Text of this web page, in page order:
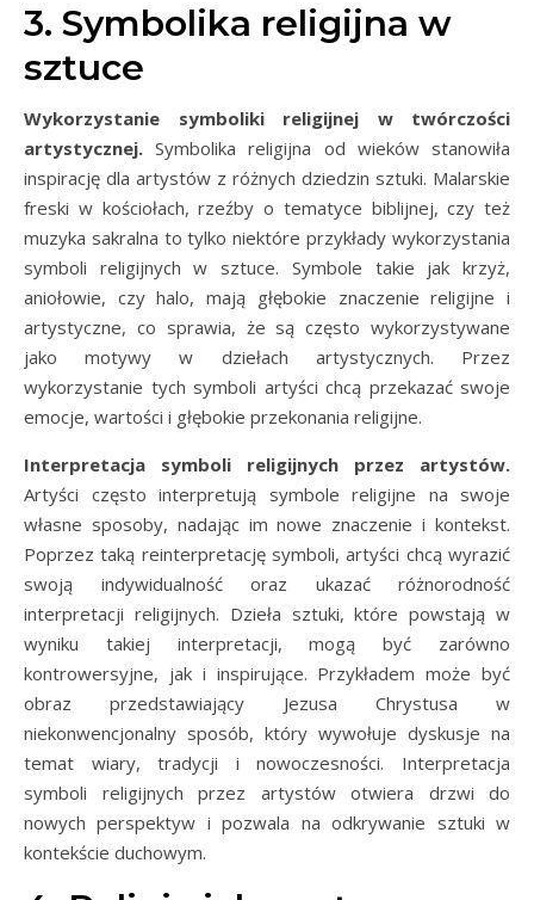
3. Symbolika religijna w
sztuce
Wykorzystanie symboliki religijnej w twórczości
artystycznej. Symbolika religijna od wieków stanowiła
inspirację dla artystów z różnych dziedzin sztuki. Malarskie
freski w kościołach, rzeźby o tematyce biblijnej, czy też
muzyka sakralna to tylko niektóre przykłady wykorzystania
symboli religijnych w sztuce. Symbole takie jak krzyż,
aniołowie, czy halo, mają głębokie znaczenie religijne i
artystyczne, co sprawia, że są często wykorzystywane
jako motywy w dziełach artystycznych. Przez
wykorzystanie tych symboli artyści chcą przekazać swoje
emocje, wartości i głębokie przekonania religijne.
Interpretacja symboli religijnych przez artystów.
Artyści często interpretują symbole religijne na swoje
własne sposoby, nadając im nowe znaczenie i kontekst.
Poprzez taką reinterpretację symboli, artyści chcą wyrazić
swoją indywidualność oraz ukazać różnorodność
interpretacji religijnych. Dzieła sztuki, które powstają w
wyniku takiej interpretacji, mogą być zarówno
kontrowersyjne, jak i inspirujące. Przykładem może być
obraz przedstawiający Jezusa Chrystusa w
niekonwencjonalny sposób, który wywołuje dyskusje na
temat wiary, tradycji i nowoczesności. Interpretacja
symboli religijnych przez artystów otwiera drzwi do
nowych perspektyw i pozwala na odkrywanie sztuki w
kontekście duchowym.